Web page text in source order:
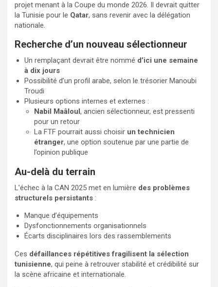
projet menant à la Coupe du monde 2026. Il devrait quitter
la Tunisie pour le Qatar, sans revenir avec la délégation
nationale.
Recherche d’un nouveau sélectionneur
Un remplaçant devrait être nommé d’ici une semaine
à dix jours
Possibilité d’un profil arabe, selon le trésorier Manoubi
Troudi
Plusieurs options internes et externes :
Nabil Maâloul, ancien sélectionneur, est pressenti
pour un retour
La FTF pourrait aussi choisir un technicien
étranger, une option soutenue par une partie de
l’opinion publique
Au-delà du terrain
L’échec à la CAN 2025 met en lumière des problèmes
structurels persistants :
Manque d’équipements
Dysfonctionnements organisationnels
Écarts disciplinaires lors des rassemblements
Ces défaillances répétitives fragilisent la sélection
tunisienne, qui peine à retrouver stabilité et crédibilité sur
la scène africaine et internationale.